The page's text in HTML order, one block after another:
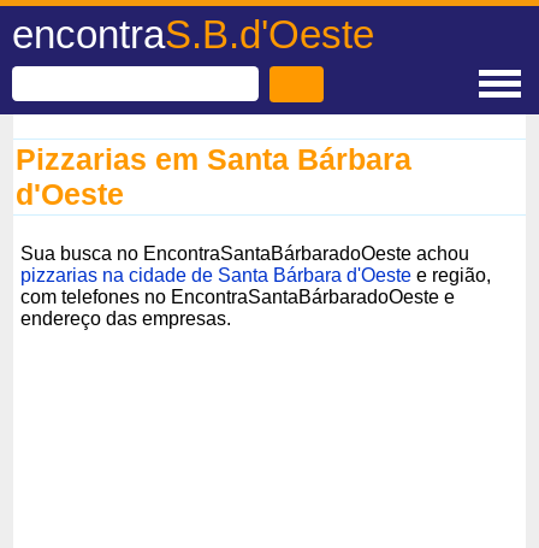
encontraS.B.d'Oeste
Pizzarias em Santa Bárbara
d'Oeste
Sua busca no EncontraSantaBárbaradoOeste achou
pizzarias na cidade de Santa Bárbara d'Oeste e região,
com telefones no EncontraSantaBárbaradoOeste e
endereço das empresas.